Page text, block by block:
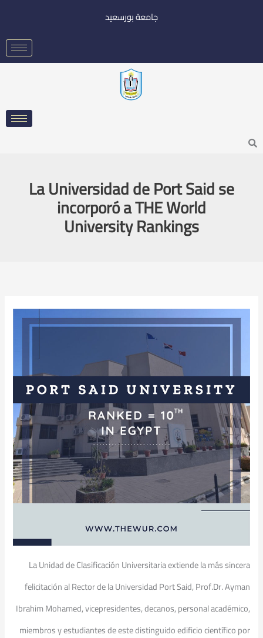
جامعة بورسعيد
Search
La Universidad de Port Said se
incorporó a THE World
University Rankings
La Unidad de Clasificación Universitaria extiende la más sincera
felicitación al Rector de la Universidad Port Said, Prof.Dr. Ayman
Ibrahim Mohamed, vicepresidentes, decanos, personal académico,
miembros y estudiantes de este distinguido edificio científico por